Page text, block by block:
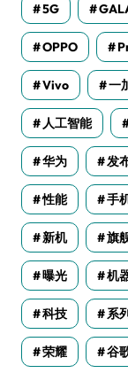
5G
OPPO
Vivo 一
人工智能
华为 发
性能 手
新机 旗
曝光 机
科技 系
荣耀 谷